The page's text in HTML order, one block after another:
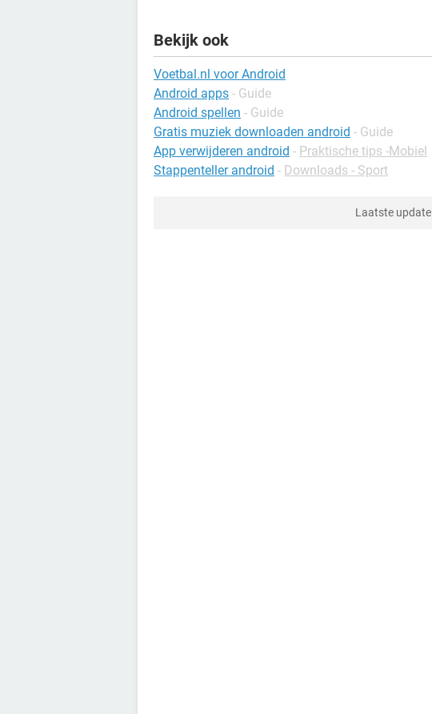
Bekijk ook
Voetbal.nl voor Android
Android apps - Guide
Android spellen - Guide
Gratis muziek downloaden android - Guide
App verwijderen android - Praktische tips -Mobiel
Stappenteller android - Downloads - Sport
Laatste update